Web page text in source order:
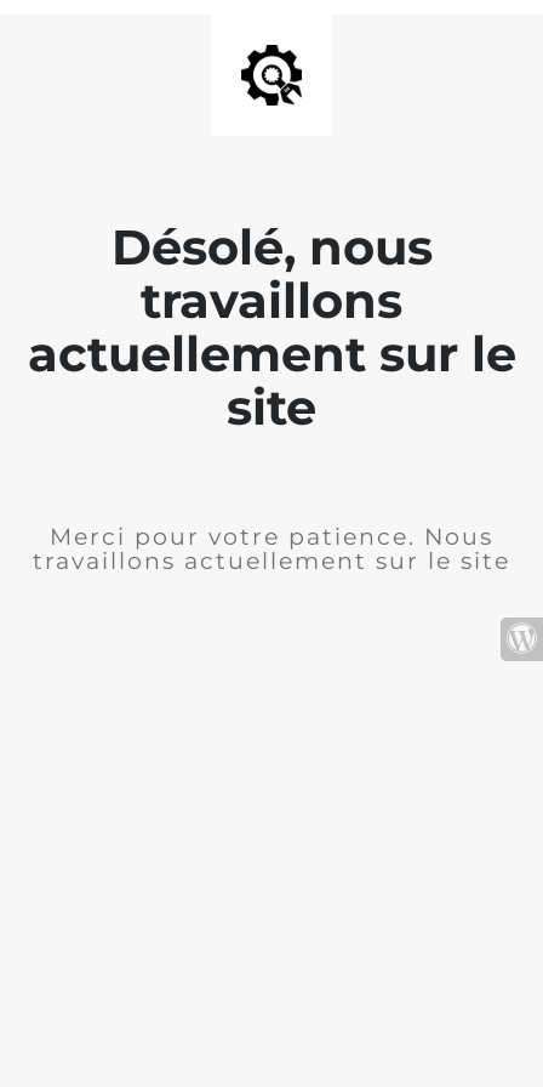
Désolé, nous
travaillons
actuellement sur le
site
Merci pour votre patience. Nous
travaillons actuellement sur le site